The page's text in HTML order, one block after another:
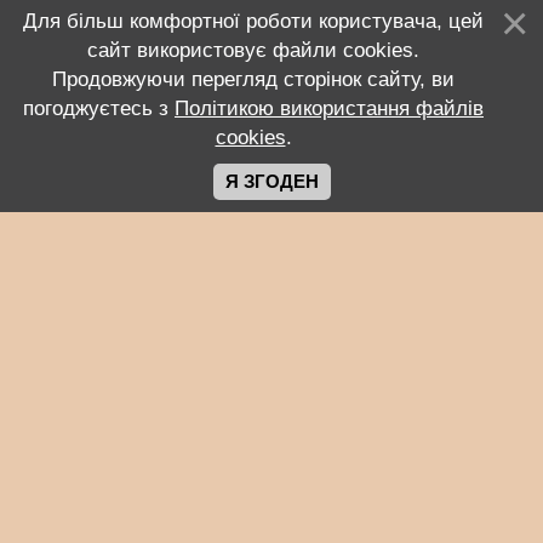
Для більш комфортної роботи користувача, цей
сайт використовує файли cookies.
Продовжуючи перегляд сторінок сайту, ви
погоджуєтесь з Політикою використання файлів
cookies.
Я ЗГОДЕН